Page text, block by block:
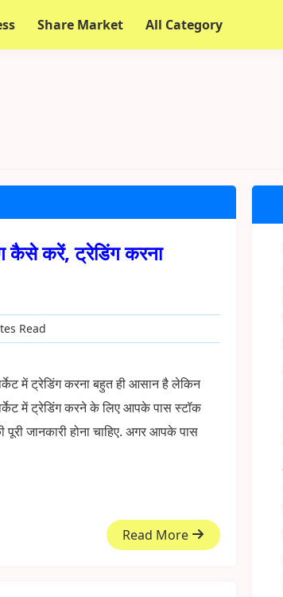
Share Market All Category
करें, ट्रेडिंग करना
Read
में ट्रेडिंग करना बहुत ही आसान है लेकिन
में ट्रेडिंग करने के लिए आपके पास स्टॉक
पूरी जानकारी होना चाहिए. अगर आपके पास
Read More